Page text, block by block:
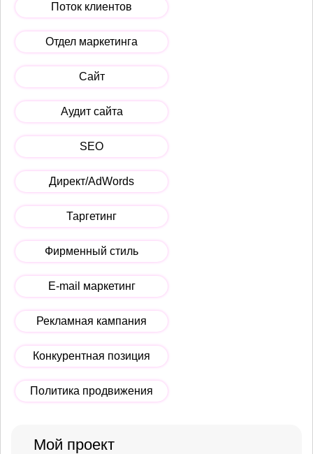
Поток клиентов
Отдел маркетинга
Сайт
Аудит сайта
SEO
Директ/AdWords
Таргетинг
Фирменный стиль
E-mail маркетинг
Рекламная кампания
Конкурентная позиция
Политика продвижения